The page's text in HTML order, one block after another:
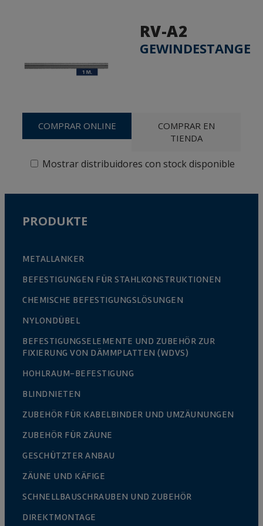
RV-A2
GEWINDESTANGE
COMPRAR ONLINE
COMPRAR EN
TIENDA
Mostrar distribuidores con stock disponible
PRODUKTE
METALLANKER
BEFESTIGUNGEN FÜR STAHLKONSTRUKTIONEN
CHEMISCHE BEFESTIGUNGSLÖSUNGEN
NYLONDÜBEL
BEFESTIGUNGSELEMENTE UND ZUBEHÖR ZUR
FIXIERUNG VON DÄMMPLATTEN (WDVS)
HOHLRAUM-BEFESTIGUNG
BLINDNIETEN
ZUBEHÖR FÜR KABELBINDER UND UMZÄUNUNGEN
ZUBEHÖR FÜR ZÄUNE
GESCHÜTZTER ANBAU
ZÄUNE UND KÄFIGE
SCHNELLBAUSCHRAUBEN UND ZUBEHÖR
DIREKTMONTAGE